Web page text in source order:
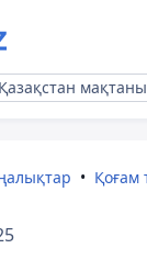
Қоғам